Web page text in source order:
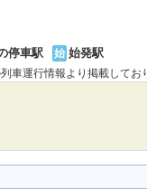
停車駅 始 始発駅
車運行情報より掲載してお